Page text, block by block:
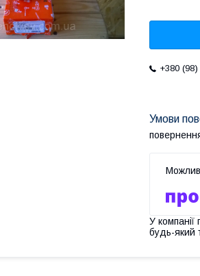
+380
У компанії
будь-який